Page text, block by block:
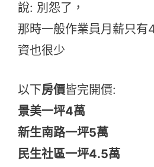
說: 別怨了，
那時一般作業員月薪只
資也很少
以下房價皆完開價:
景美一坪4萬
新生南路一坪5萬
民生社區一坪4.5萬